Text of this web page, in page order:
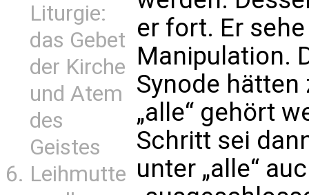
Liturgie:
das Gebet
der Kirche
und Atem
des
Geistes
Leihmutte
er fort. Er
Manipulation.
Synode
„alle“ gehört
Schritt sei
unter „alle“